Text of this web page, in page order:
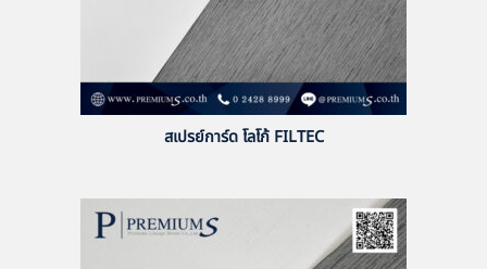
สเปรย์การ์ด โลโก้ FILTEC